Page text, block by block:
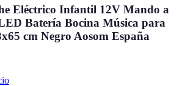
Eléctrico Infantil 12V Mando a
Batería Bocina Música para
cm Negro Aosom España